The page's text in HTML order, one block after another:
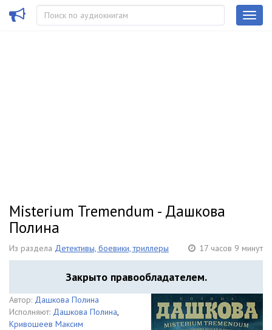
Misterium Tremendum - Дашкова
Полина
Из раздела Детективы, боевики, триллеры 17 часов 9 минут
Закрыто правообладателем.
Автор: Дашкова Полина
Исполняют: Дашкова Полина,
Кривошеев Максим